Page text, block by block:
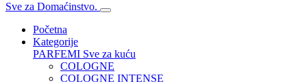
Sve za Domaćinstvo.
Početna
Kategorije
PARFEMI Sve za kuću
COLOGNE
COLOGNE INTENSE